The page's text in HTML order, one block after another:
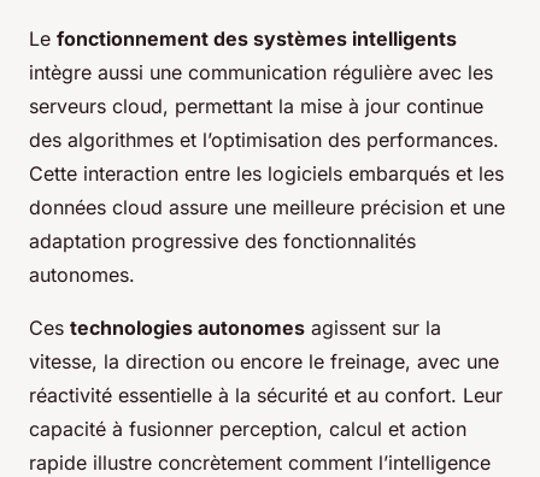
Le fonctionnement des systèmes intelligents
intègre aussi une communication régulière avec les
serveurs cloud, permettant la mise à jour continue
des algorithmes et l’optimisation des performances.
Cette interaction entre les logiciels embarqués et les
données cloud assure une meilleure précision et une
adaptation progressive des fonctionnalités
autonomes.
Ces technologies autonomes agissent sur la
vitesse, la direction ou encore le freinage, avec une
réactivité essentielle à la sécurité et au confort. Leur
capacité à fusionner perception, calcul et action
rapide illustre concrètement comment l’intelligence